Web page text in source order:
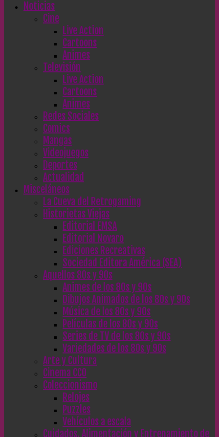
Noticias
Cine
Live Action
Cartoons
Animes
Televisión
Live Action
Cartoons
Animes
Redes Sociales
Comics
Mangas
Videojuegos
Deportes
Actualidad
Misceláneos
La Cueva del Retrogaming
Historietas Viejas
Editorial EMSA
Editorial Novaro
Ediciones Recreativas
Sociedad Editora América (SEA)
Aquellos 80s y 90s
Animes de los 80s y 90s
Dibujos Animados de los 80s y 90s
Música de los 80s y 90s
Películas de los 80s y 90s
Series de TV de los 80s y 90s
Variedades de los 80s y 90s
Arte y Cultura
Cinema CC0
Coleccionismo
Relojes
Puzzles
Vehículos a escala
Cuidados, Alimentación y Entrenamiento de